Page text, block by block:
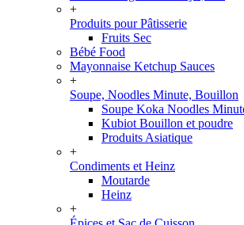
+
Produits pour Pâtisserie
Fruits Sec
Bébé Food
Mayonnaise Ketchup Sauces
+
Soupe, Noodles Minute, Bouillon
Soupe Koka Noodles
Kubiot Bouillon et poudre
Produits Asiatique
+
Condiments et Heinz
Moutarde
Heinz
+